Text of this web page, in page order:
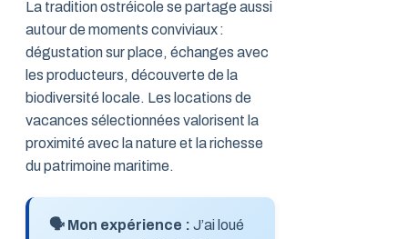
La tradition ostréicole se partage aussi
autour de moments conviviaux :
dégustation sur place, échanges avec
les producteurs, découverte de la
biodiversité locale. Les locations de
vacances sélectionnées valorisent la
proximité avec la nature et la richesse
du patrimoine maritime.
🗣️ Mon expérience : J’ai loué